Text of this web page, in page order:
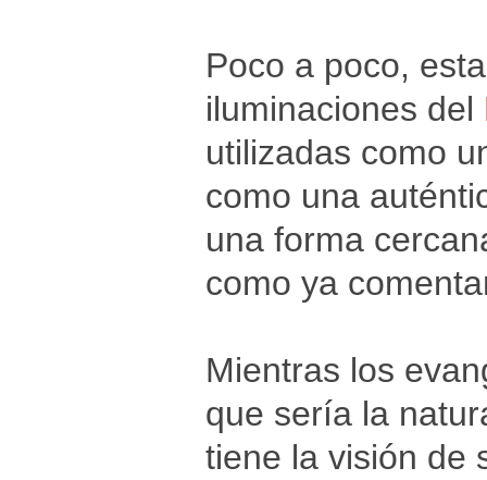
Poco a poco,
iluminaciones del
utilizadas como
como una
una forma
como ya
Mientras los
que sería la
tiene la visión de